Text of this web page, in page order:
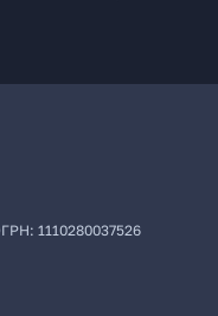
1110280037526